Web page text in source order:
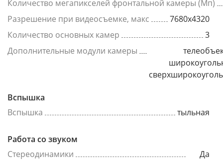
Количество мегапикселей фронтальной камеры (Мп)
Разрешение при видеосъемке, макс
7680x4320
Количество основных камер
3
Дополнительные модули камеры
Вспышка
Вспышка
тыльная
Работа со звуком
Стереодинамики
Да